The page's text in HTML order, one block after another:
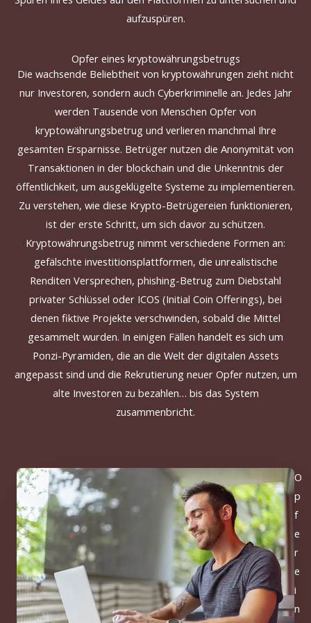
aufzuspüren.
Opfer eines kryptowährungsbetrugs
Die wachsende Beliebtheit von kryptowährungen zieht nicht
nur Investoren, sondern auch Cyberkriminelle an. Jedes Jahr
werden Tausende von Menschen Opfer von
kryptowährungsbetrug und verlieren manchmal Ihre
gesamten Ersparnisse. Betrüger nutzen die Anonymität von
Transaktionen in der blockchain und die Unkenntnis der
öffentlichkeit, um ausgeklügelte Systeme zu implementieren.
Zu verstehen, wie diese Krypto-Betrügereien funktionieren,
ist der erste Schritt, um sich davor zu schützen.
Kryptowährungsbetrug nimmt verschiedene Formen an:
gefälschte investitionsplattformen, die unrealistische
Renditen Versprechen, phishing-Betrug zum Diebstahl
privater Schlüssel oder ICOS (Initial Coin Offerings), bei
denen fiktive Projekte verschwinden, sobald die Mittel
gesammelt wurden. In einigen Fällen handelt es sich um
Ponzi-Pyramiden, die an die Welt der digitalen Assets
angepasst sind und die Rekrutierung neuer Opfer nutzen, um
alte Investoren zu bezahlen… bis das System
zusammenbricht.
O
p
f
e
r
e
i
n